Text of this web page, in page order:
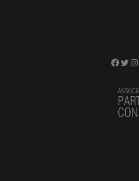
Facebook Twitter Instagram